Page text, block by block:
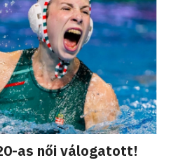
as női válogatott!